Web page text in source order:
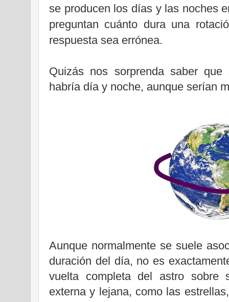
se producen los días y las noches
preguntan cuánto dura una
respuesta sea errónea.
Quizás nos sorprenda saber
habría día y noche, aunque serían
Aunque normalmente se suele
duración del día, no es
vuelta completa del astro sobre
externa y lejana, como las